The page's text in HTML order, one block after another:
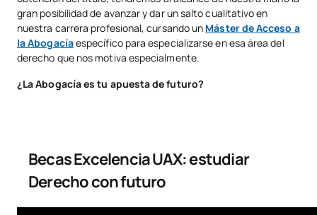
gran posibilidad de avanzar y dar un salto cualitativo en
nuestra carrera profesional, cursando un Máster de Acceso a
la Abogacíaespecífico para especializarse en esa área del
derecho que nos motiva especialmente.
¿La Abogacía es tu apuesta de futuro?
Becas Excelencia UAX: estudiar
Derecho con futuro